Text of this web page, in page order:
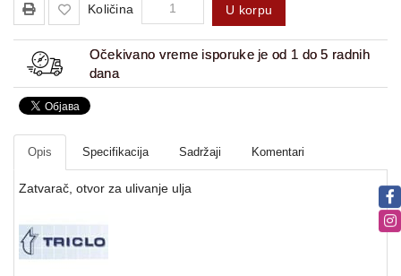
Količina U korpu
Očekivano vreme isporuke je od 1 do 5 radnih
dana
Opis Specifikacija Sadržaji Komentari
Zatvarač, otvor za ulivanje ulja